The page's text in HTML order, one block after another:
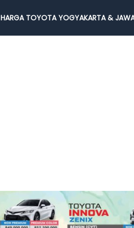
HARGA TOYOTA YOGYAKARTA &